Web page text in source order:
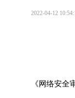
2022-04-12
《网络安全